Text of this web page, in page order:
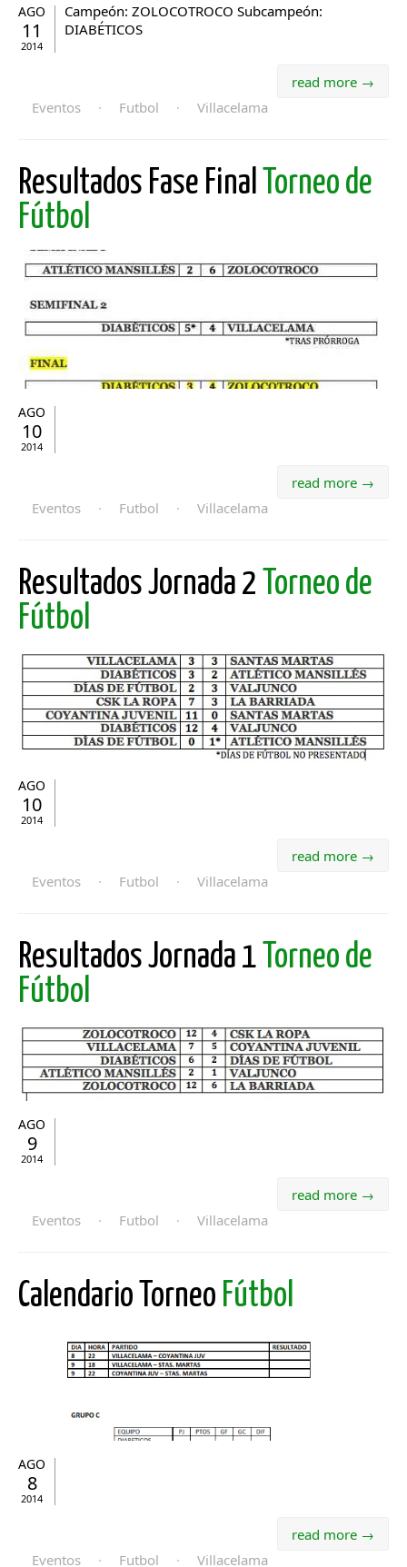
AGO
11
2014
Campeón: ZOLOCOTROCO Subcampeón:
DIABÉTICOS
read more →
Eventos
· Futbol · Villacelama
Resultados Fase Final
Torneo de
Fútbol
AGO
10
2014
read more →
Eventos
· Futbol · Villacelama
Resultados Jornada 2 Torneo de
Fútbol
AGO
10
2014
read more →
Eventos
· Futbol · Villacelama
Resultados Jornada 1 Torneo de
Fútbol
AGO
9
2014
read more →
Eventos
· Futbol · Villacelama
Calendario Torneo Fútbol
AGO
8
2014
read more →
Eventos
· Futbol · Villacelama